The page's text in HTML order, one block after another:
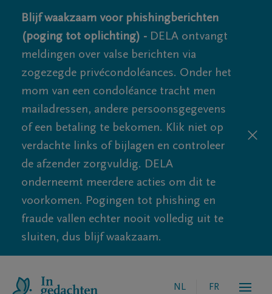
Blijf waakzaam voor phishingberichten
(poging tot oplichting) - DELA ontvangt
meldingen over valse berichten via
zogezegde privécondoléances. Onder het
mom van een condoléance tracht men
mailadressen, andere persoonsgegevens
of een betaling te bekomen. Klik niet op
verdachte links of bijlagen en controleer
de afzender zorgvuldig. DELA
onderneemt meerdere acties om dit te
voorkomen. Pogingen tot phishing en
fraude vallen echter nooit volledig uit te
sluiten, dus blijf waakzaam.
NL FR